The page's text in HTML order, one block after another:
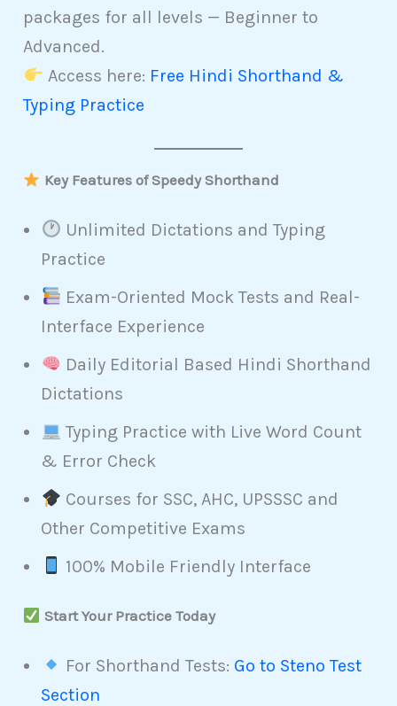
packages for all levels — Beginner to
Advanced.
Access here: Free Hindi Shorthand &
Typing Practice
Key Features of Speedy Shorthand
Unlimited Dictations and Typing
Practice
Exam-Oriented Mock Tests and Real-
Interface Experience
Daily Editorial Based Hindi Shorthand
Dictations
Typing Practice with Live Word Count
& Error Check
Courses for SSC, AHC, UPSSSC and
Other Competitive Exams
100% Mobile Friendly Interface
Start Your Practice Today
For Shorthand Tests: Go to Steno Test
Section